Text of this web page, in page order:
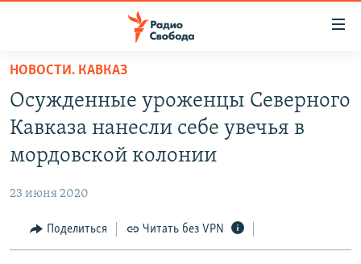
упрощенного
доступа
Вернуться
основному
Вернутся
ПОДКАСТЫ
АВТОРСКИЕ ПРОЕКТЫ
МНЕНИЯ
КУЛЬТУРА
НОВОСТИ. КАВКАЗ
Осужденные уроженцы Северного
Кавказа нанесли себе увечья в
мордовской колонии
23 июня 2020
Поделиться Читать без VPN